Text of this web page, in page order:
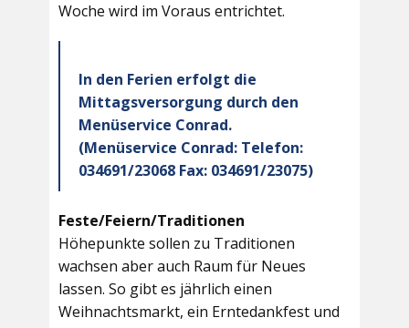
Woche wird im Voraus entrichtet.
In den Ferien erfolgt die
Mittagsversorgung durch den
Menüservice Conrad.
(Menüservice Conrad: Telefon:
034691/23068 Fax: 034691/23075)
Feste/Feiern/Traditionen
Höhepunkte sollen zu Traditionen
wachsen aber auch Raum für Neues
lassen. So gibt es jährlich einen
Weihnachtsmarkt, ein Erntedankfest und